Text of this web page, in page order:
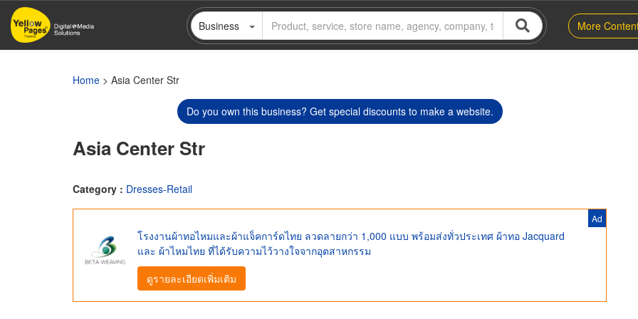
Skip
main
Business More
Home > Asia Center Str
Do you own this business? Get special discounts to make a website.
Asia Center Str
Category : Dresses-Retail
Ad
โรงงานผ้าทอไหมและผ้าแจ็คการ์ดไทย ลวดลายกว่า 1,000 แบบ พร้อมส่งทั่วประเทศ ผ้าทอ Jacquard
และ ผ้าไหมไทย ที่ได้รับความไว้วางใจจากอุตสาหกรรม
ดูรายละเอียดเพิ่มเติม